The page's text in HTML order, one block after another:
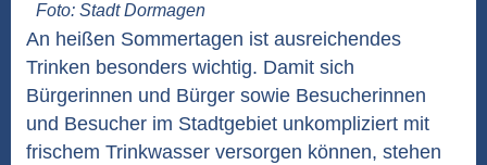
Foto: Stadt Dormagen
An heißen Sommertagen ist ausreichendes
Trinken besonders wichtig. Damit sich
Bürgerinnen und Bürger sowie Besucherinnen
und Besucher im Stadtgebiet unkompliziert mit
frischem Trinkwasser versorgen können, stehen